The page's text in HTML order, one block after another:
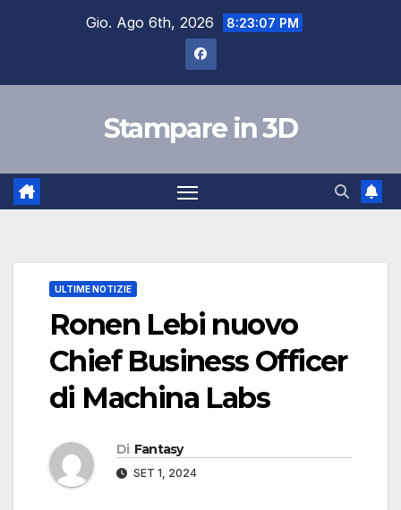
Gio. Ago 6th, 2026 8:23:07 PM
Stampare in 3D
ULTIME NOTIZIE
Ronen Lebi nuovo
Chief Business Officer
di Machina Labs
Di Fantasy
SET 1, 2024